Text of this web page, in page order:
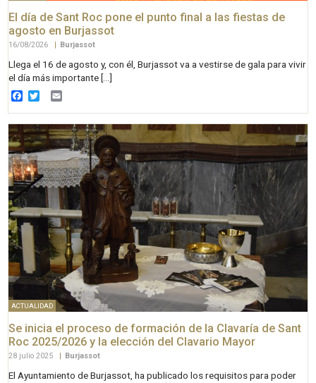
El día de Sant Roc pone el punto final a las fiestas de
agosto en Burjassot
16/08/2026 Burjassot
Llega el 16 de agosto y, con él, Burjassot va a vestirse de gala para vivir
el día más importante […]
Facebook
Twitter
ACTUALIDAD
Se inicia el proceso de formación de la Clavaría de Sant
Roc 2025/2026 y la elección del Clavario Mayor
28 julio 2025 | Burjassot
El Ayuntamiento de Burjassot, ha publicado los requisitos para poder